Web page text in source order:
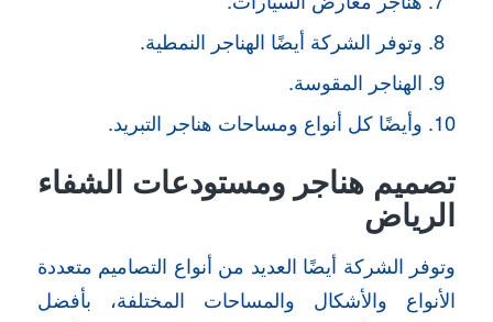
وتوفر الشركة أيضًا الهناجر النمطية.
الهناجر المقوسة.
وأيضًا كل أنواع ومساحات هناجر التبريد.
تصميم هناجر ومستودعات الشفاء
الرياض
وتوفر الشركة أيضًا العديد من أنواع التصاميم متعددة
الأنواع والأشكال والمساحات المختلفة، بأفضل